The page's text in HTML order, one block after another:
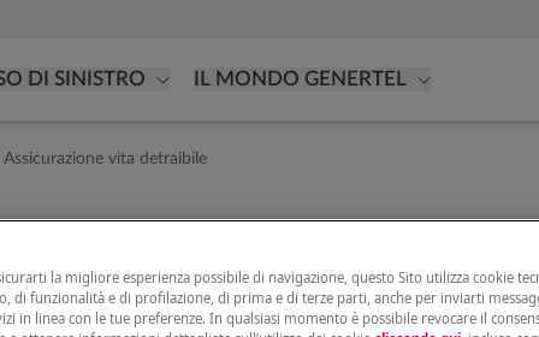
DI SINISTRO IL MONDO GENERTEL
Assicurazione vita detraibile
vita di Genertel i
la migliore esperienza possibile di navigazione, questo Sito utilizza cookie
di funzionalità e di profilazione, di prima e di terze parti, anche per inviarti
in linea con le tue preferenze. In qualsiasi momento è possibile revocare il